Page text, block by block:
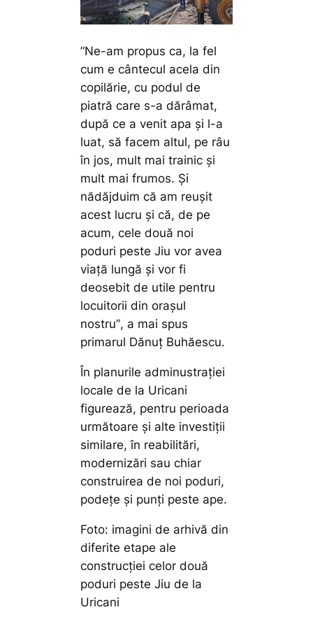
”Ne-am propus ca, la fel
cum e cântecul acela din
copilărie, cu podul de
piatră care s-a dărâmat,
după ce a venit apa și l-a
luat, să facem altul, pe râu
în jos, mult mai trainic și
mult mai frumos. Și
nădăjduim că am reușit
acest lucru și că, de pe
acum, cele două noi
poduri peste Jiu vor avea
viață lungă și vor fi
deosebit de utile pentru
locuitorii din orașul
nostru”, a mai spus
primarul Dănuț Buhăescu.
În planurile adminustrației
locale de la Uricani
figurează, pentru perioada
următoare și alte investiții
similare, în reabilitări,
modernizări sau chiar
construirea de noi poduri,
podețe și punți peste ape.
Foto: imagini de arhivă din
diferite etape ale
construcției celor două
poduri peste Jiu de la
Uricani